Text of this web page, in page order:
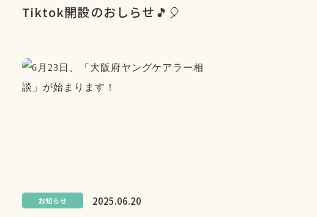
Tiktok開設のおしらせ🎵🎈
お知らせ 2025.06.20